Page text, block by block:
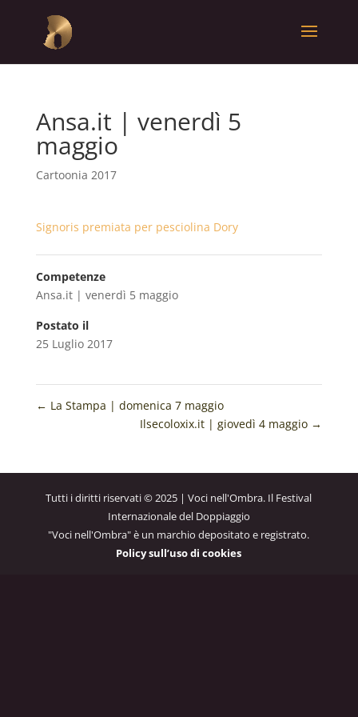
Ansa.it | venerdì 5
maggio
Cartoonia 2017
Signoris premiata per pesciolina Dory
Competenze
Ansa.it | venerdì 5 maggio
Postato il
25 Luglio 2017
← La Stampa | domenica 7 maggio
Ilsecoloxix.it | giovedì 4 maggio →
Tutti i diritti riservati © 2025 | Voci nell'Ombra. Il Festival
Internazionale del Doppiaggio
"Voci nell'Ombra" è un marchio depositato e registrato.
Policy sull’uso di cookies